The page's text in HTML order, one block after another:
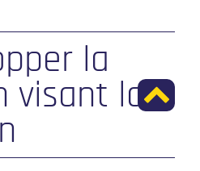
la
visant la